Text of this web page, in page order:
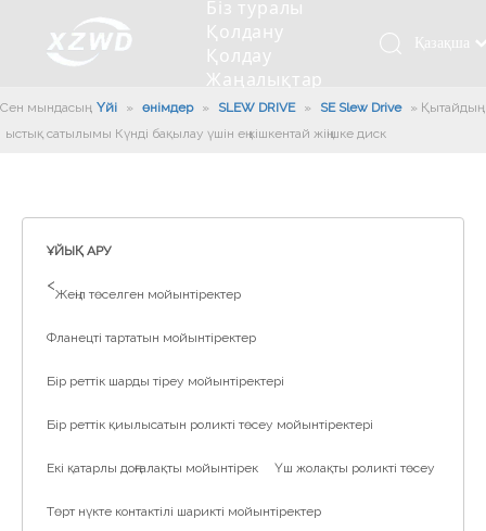
Кесетін төсеу
Біз туралы
Компания туралы мәлімет
Қолдану
Инженерлік машиналар
Қолдау
Мойынтіректерді орнату
Жаңалықтар
Ұзындығы сақина
Бізбен
хабарласыңыз
Қазақша
Türk dili
Сен мындасың: Үйі » өнімдер » SLEW DRIVE » SE Slew Drive » Қытайдың
ыстық сатылымы Күнді бақылау үшін ең кішкентай жіңішке диск
ҰЙЫҚ АРУ
>
Жеңіл төселген мойынтіректер
Фланецті тартатын мойынтіректер
Бір реттік шарды тіреу мойынтіректері
Бір реттік қиылысатын роликті төсеу мойынтіректері
Екі қатарлы доңғалақты мойынтірек Үш жолақты роликті төсеу
Төрт нүкте контактілі шарикті мойынтіректер